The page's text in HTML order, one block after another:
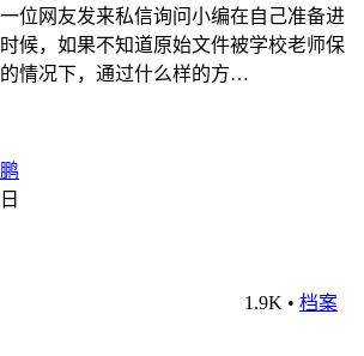
位网友发来私信询问小编在自己准备进
候，如果不知道原始文件被学校老师保
情况下，通过什么样的方…
1.9K • 档案